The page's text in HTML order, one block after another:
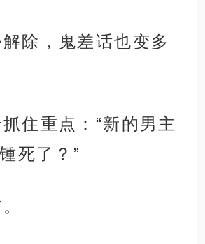
除，鬼差话也变多
住重点：“新的男主
死了？”